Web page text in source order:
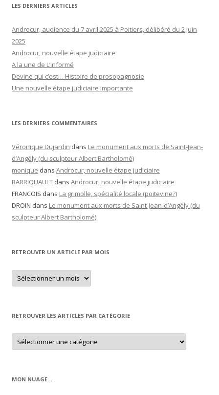
LES DERNIERS ARTICLES
Androcur, audience du 7 avril 2025 à Poitiers, délibéré du 2 juin
2025
Androcur, nouvelle étape judiciaire
A la une de L’informé
Devine qui c’est… Histoire de prosopagnosie
Une nouvelle étape judiciaire importante
LES DERNIERS COMMENTAIRES
Véronique Dujardin dans Le monument aux morts de Saint-Jean-
d’Angély (du sculpteur Albert Bartholomé)
monique dans Androcur, nouvelle étape judiciaire
BARRIQUAULT dans Androcur, nouvelle étape judiciaire
FRANCOIS dans La grimolle, spécialité locale (poitevine?)
DROIN dans Le monument aux morts de Saint-Jean-d’Angély (du
sculpteur Albert Bartholomé)
RETROUVER UN ARTICLE PAR MOIS
Retrouver
un
article
RETROUVER LES ARTICLES PAR CATÉGORIE
Retrouver
les
articles
MON NUAGE…